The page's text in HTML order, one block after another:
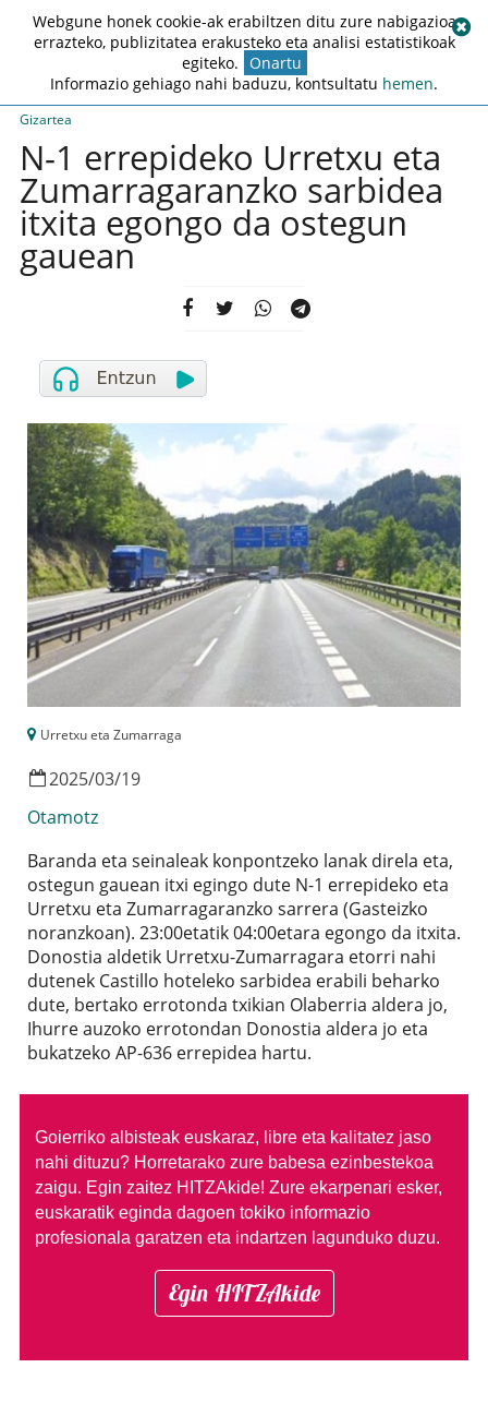
Gizartea
N-1 errepideko Urretxu eta
Zumarragaranzko sarbidea
itxita egongo da ostegun
gauean
Urretxu eta Zumarraga
2025/03/19
Otamotz
Baranda eta seinaleak konpontzeko lanak direla eta,
ostegun gauean itxi egingo dute N-1 errepideko eta
Urretxu eta Zumarragaranzko sarrera (Gasteizko
noranzkoan). 23:00etatik 04:00etara egongo da itxita.
Donostia aldetik Urretxu-Zumarragara etorri nahi
dutenek Castillo hoteleko sarbidea erabili beharko
dute, bertako errotonda txikian Olaberria aldera jo,
Ihurre auzoko errotondan Donostia aldera jo eta
bukatzeko AP-636 errepidea hartu.
Goierriko albisteak euskaraz, libre eta kalitatez jaso
nahi dituzu? Horretarako zure babesa ezinbestekoa
zaigu. Egin zaitez HITZAkide! Zure ekarpenari esker,
euskaratik eginda dagoen tokiko informazio
profesionala garatzen eta indartzen lagunduko duzu.
Egin HITZAkide
Webgune honek cookie-ak erabiltzen ditu zure nabigazioa
errazteko, publizitatea erakusteko eta analisi estatistikoak
egiteko. Onartu
Informazio gehiago nahi baduzu, kontsultatu hemen.